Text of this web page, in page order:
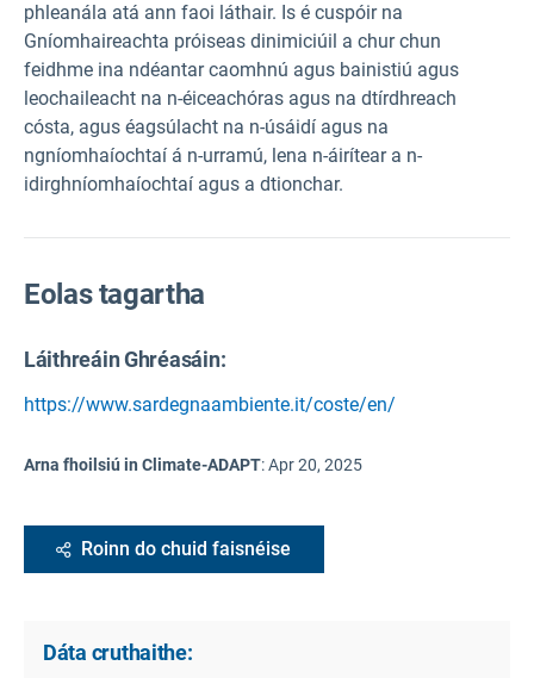
phleanála atá ann faoi láthair. Is é cuspóir na
Gníomhaireachta próiseas dinimiciúil a chur chun
feidhme ina ndéantar caomhnú agus bainistiú agus
leochaileacht na n-éiceachóras agus na dtírdhreach
cósta, agus éagsúlacht na n-úsáidí agus na
ngníomhaíochtaí á n-urramú, lena n-áirítear a n-
idirghníomhaíochtaí agus a dtionchar.
Eolas tagartha
Láithreáin Ghréasáin:
https://www.sardegnaambiente.it/coste/en/
Arna fhoilsiú in Climate-ADAPT:Apr 20, 2025
Roinn do chuid faisnéise
Dáta cruthaithe: